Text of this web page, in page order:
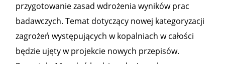
przygotowanie zasad wdrożenia wyników prac
badawczych. Temat dotyczący nowej kategoryzacji
zagrożeń występujących w kopalniach w całości
będzie ujęty w projekcie nowych przepisów.